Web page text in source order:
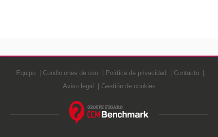
Equipo Condiciones de uso Política de privacidad
Contacto
Aviso legal
Gestión de cookies